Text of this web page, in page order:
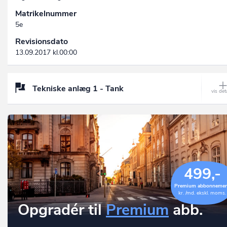
Matrikelnummer
5e
Revisionsdato
13.09.2017 kl.00:00
Tekniske anlæg 1 - Tank
499,-
Premium
kr. /md. ekskl. moms.
Opgradér tilPremium abb.